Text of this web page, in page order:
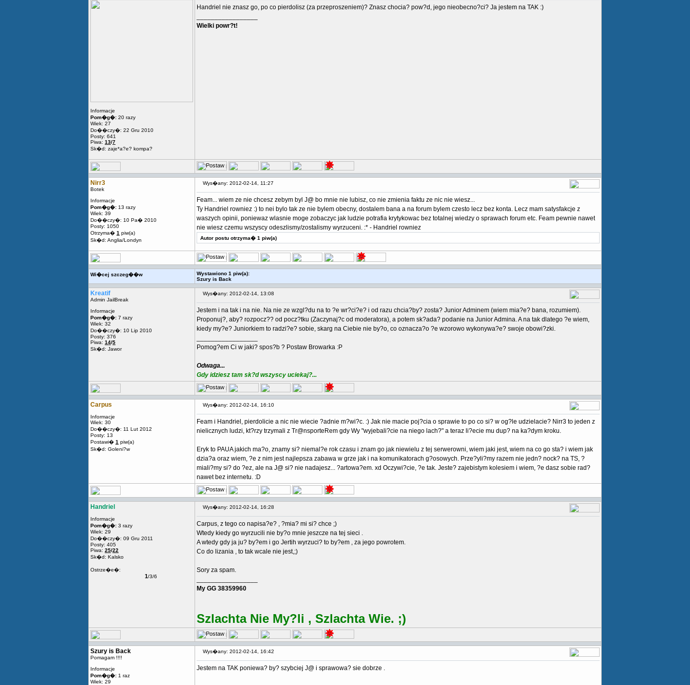
Informacje
Pom�g�: 20 razy
Wiek: 27
Do��czy�: 22 Gru 2010
Posty: 641
Piwa: 13/7
Sk�d: zaje*a?e? kompa?
Handriel nie znasz go, po co pierdolisz (za przeproszeniem)? Znasz chocia? pow?d, jego nieobecno?ci? Ja jestem na TAK :)
Wielki powr?t!
Nirr3
Botek
Informacje
Pom�g�: 13 razy
Wiek: 39
Do��czy�: 10 Pa� 2010
Posty: 1050
Otrzyma� 1 piw(a)
Sk�d: Anglia/Londyn
Wys�any: 2012-02-14, 11:27
Feam... wiem ze nie chcesz zebym byl J@ bo mnie nie lubisz, co nie zmienia faktu ze nic nie wiesz...
Ty Handriel rowniez :) to nei bylo tak ze nie bylem obecny, dostalem bana a na forum bylem czesto lecz bez konta. Lecz mam satysfakcje z
waszych opinii, poniewaz wlasnie moge zobaczyc jak ludzie potrafia krytykowac bez totalnej wiedzy o sprawach forum etc. Feam pewnie nawet
nie wiesz czemu wszyscy odeszlismy/zostalismy wyrzuceni. :* - Handriel rowniez
Autor postu otrzyma� 1 piw(a)
Wi�cej szczeg��w
Wystawiono 1 piw(a):
Szury is Back
Kreatif
Admin JailBreak
Informacje
Pom�g�: 7 razy
Wiek: 32
Do��czy�: 10 Lip 2010
Posty: 376
Piwa: 14/5
Sk�d: Jawor
Wys�any: 2012-02-14, 13:08
Jestem i na tak i na nie. Na nie ze wzgl?du na to ?e wr?ci?e? i od razu chcia?by? zosta? Junior Adminem (wiem mia?e? bana, rozumiem).
Proponuj?, aby? rozpocz?? od pocz?tku (Zaczynaj?c od moderatora), a potem sk?ada? podanie na Junior Admina. A na tak dlatego ?e wiem,
kiedy my?e? Juniorkiem to radzi?e? sobie, skarg na Ciebie nie by?o, co oznacza?o ?e wzorowo wykonywa?e? swoje obowi?zki.
Pomog?em Ci w jaki? spos?b ? Postaw Browarka :P
Odwaga...
Gdy idziesz tam sk?d wszyscy uciekaj?...
Carpus
Informacje
Wiek: 30
Do��czy�: 11 Lut 2012
Posty: 13
Postawi� 1 piw(a)
Sk�d: Goleni?w
Wys�any: 2012-02-14, 16:10
Feam i Handriel, pierdolicie a nic nie wiecie ?adnie m?wi?c. :) Jak nie macie poj?cia o sprawie to po co si? w og?le udzielacie? Nirr3 to jeden z
nielicznych ludzi, kt?rzy trzymali z Tr@nsporteRem gdy Wy "wyjebali?cie na niego lach?" a teraz li?ecie mu dup? na ka?dym kroku.
Eryk to PAUA jakich ma?o, znamy si? niemal?e rok czasu i znam go jak niewielu z tej serwerowni, wiem jaki jest, wiem na co go sta? i wiem jak
dzia?a oraz wiem, ?e z nim jest najlepsza zabawa w grze jak i na komunikatorach g?osowych. Prze?yli?my razem nie jedn? nock? na TS, ?
miali?my si? do ?ez, ale na J@ si? nie nadajesz... ?artowa?em. xd Oczywi?cie, ?e tak. Jeste? zajebistym kolesiem i wiem, ?e dasz sobie rad?
nawet bez internetu. :D
Handriel
Informacje
Pom�g�: 3 razy
Wiek: 29
Do��czy�: 09 Gru 2011
Posty: 405
Piwa: 25/22
Sk�d: Kalsko
Ostrze�e�:
1/3/6
Wys�any: 2012-02-14, 16:28
Carpus, z tego co napisa?e? , ?mia? mi si? chce ;)
Wtedy kiedy go wyrzucili nie by?o mnie jeszcze na tej sieci .
A wtedy gdy ja ju? by?em i go Jertih wyrzuci? to by?em , za jego powrotem.
Co do lizania , to tak wcale nie jest,;)
Sory za spam.
My GG 38359960
Szlachta Nie My?li , Szlachta Wie. ;)
Szury is Back
Pomagam !!!!
Informacje
Pom�g�: 1 raz
Wiek: 29
Wys�any: 2012-02-14, 16:42
Jestem na TAK poniewa? by? szybciej J@ i sprawowa? sie dobrze .